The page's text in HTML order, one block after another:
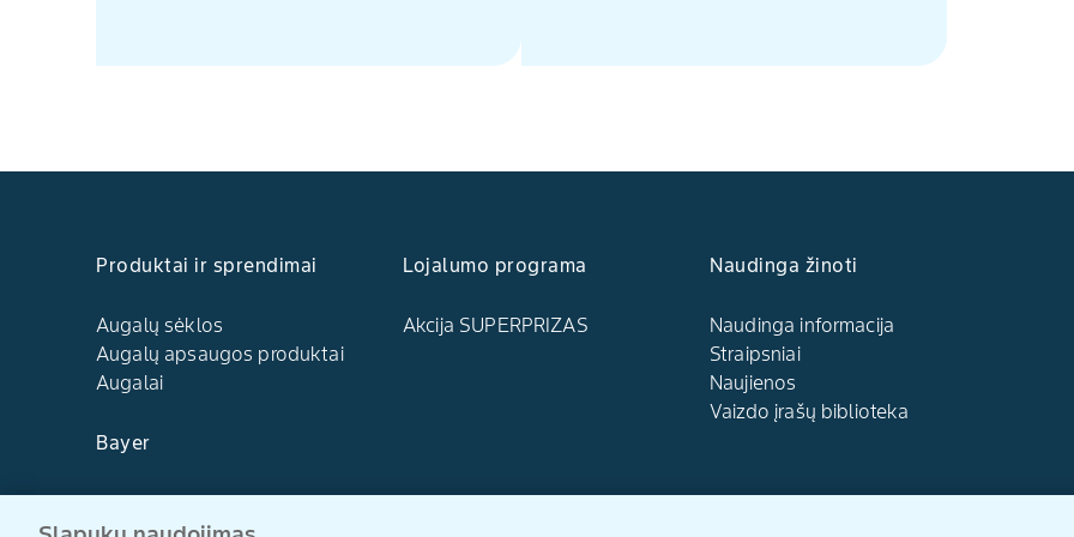
Produktai ir sprendimai
Augalų sėklos
Augalų apsaugos produktai
Augalai
Lojalumo programa
Akcija SUPERPRIZAS
Naudinga žinoti
Naudinga informacija
Straipsniai
Naujienos
Vaizdo įrašų biblioteka
Bayer
Kontaktai